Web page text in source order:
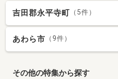
吉田郡永平寺町 （5件）
あわら市 （9件）
その他の特集から探す